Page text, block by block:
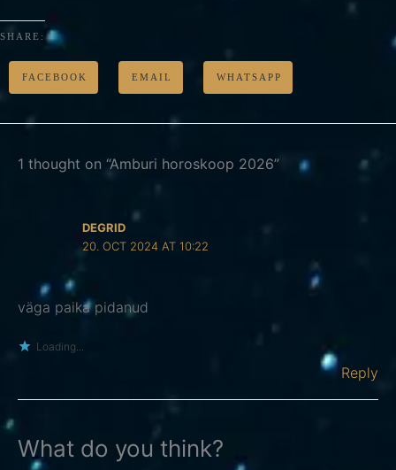
SHARE:
FACEBOOK EMAIL WHATSAPP
1 thought on “Amburi horoskoop 2026”
DEGRID
20. OCT 2024 AT 10:22
väga paika pidanud
Loading...
Reply
What do you think?